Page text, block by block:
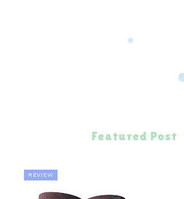
Featured Post
REVIEW